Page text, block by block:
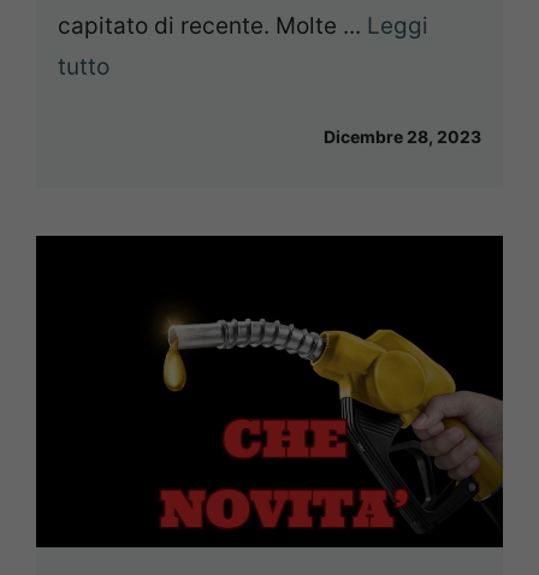
capitato di recente. Molte ... Leggi
tutto
Dicembre 28, 2023